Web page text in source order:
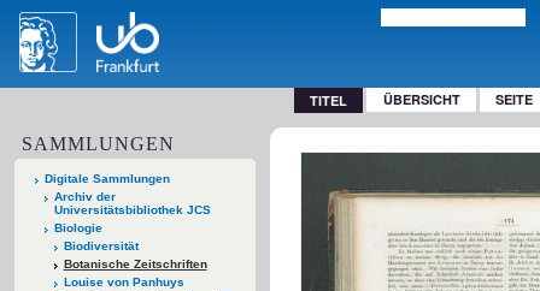
TITEL ÜBERSICHT SEITE
SAMMLUNGEN
Digitale Sammlungen
Archiv der
Universitätsbibliothek JCS
Biologie
Biodiversität
Botanische Zeitschriften
Louise von Panhuys